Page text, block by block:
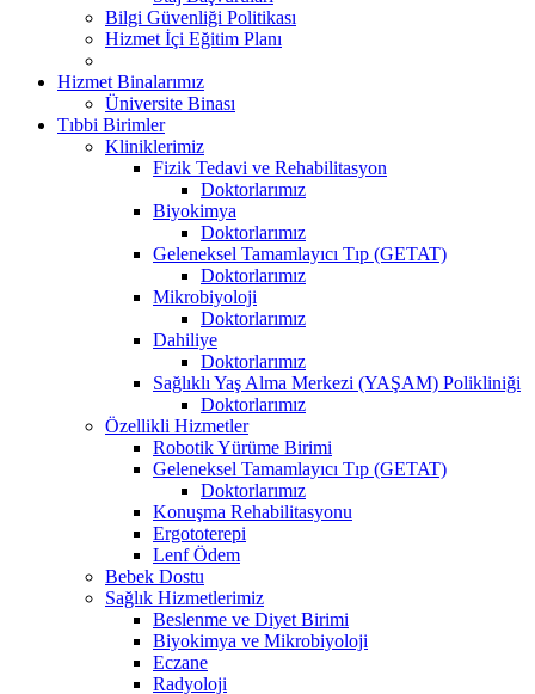
Bilgi Güvenliği Politikası
Hizmet İçi Eğitim Planı
Hizmet Binalarımız
Üniversite Binası
Tıbbi Birimler
Kliniklerimiz
Fizik Tedavi ve Rehabilitasyon
Doktorlarımız
Biyokimya
Doktorlarımız
Geleneksel Tamamlayıcı Tıp (GETAT)
Doktorlarımız
Mikrobiyoloji
Doktorlarımız
Dahiliye
Doktorlarımız
Sağlıklı Yaş Alma Merkezi (YAŞAM) Polikliniği
Doktorlarımız
Özellikli Hizmetler
Robotik Yürüme Birimi
Geleneksel Tamamlayıcı Tıp (GETAT)
Doktorlarımız
Konuşma Rehabilitasyonu
Ergototerepi
Lenf Ödem
Bebek Dostu
Sağlık Hizmetlerimiz
Beslenme ve Diyet Birimi
Biyokimya ve Mikrobiyoloji
Eczane
Radyoloji